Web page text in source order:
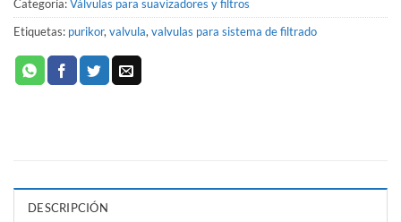
Categoría:Válvulas para suavizadores y filtros
Etiquetas: purikor, valvula, valvulas para sistema de filtrado
DESCRIPCIÓN